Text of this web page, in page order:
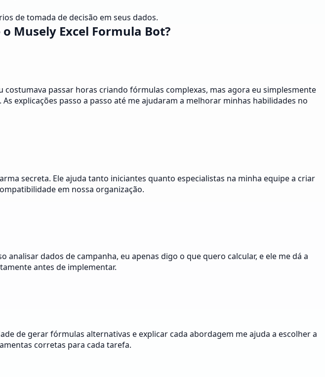
de tomada de decisão em seus dados.
Musely Excel Formula Bot?
passar horas criando fórmulas complexas, mas agora eu simplesmente
explicações passo a passo até me ajudaram a melhorar minhas habilidades no
secreta. Ele ajuda tanto iniciantes quanto especialistas na minha equipe a criar
em nossa organização.
dados de campanha, eu apenas digo o que quero calcular, e ele me dá a
antes de implementar.
de gerar fórmulas alternativas e explicar cada abordagem me ajuda a escolher a
corretas para cada tarefa.